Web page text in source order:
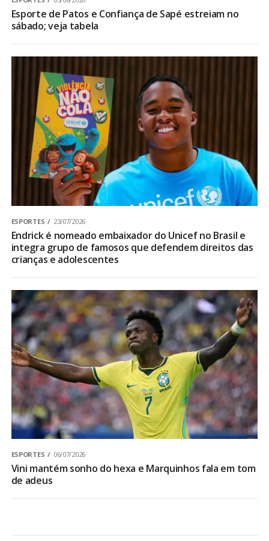
Esporte de Patos e Confiança de Sapé estreiam no
sábado; veja tabela
ESPORTES 23/07/2026
Endrick é nomeado embaixador do Unicef no Brasil e
integra grupo de famosos que defendem direitos das
crianças e adolescentes
ESPORTES 06/07/2026
Vini mantém sonho do hexa e Marquinhos fala em tom
de adeus